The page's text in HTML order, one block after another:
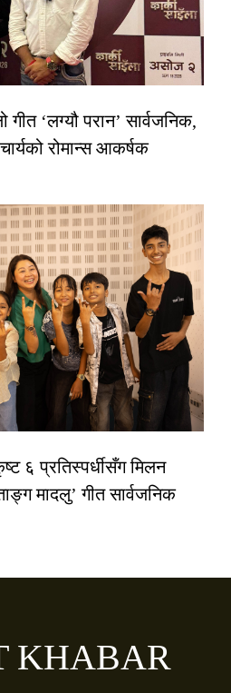
गीत ‘लग्यौ परान’ सार्वजनिक,
रोमान्स आकर्षक
६ प्रतिस्पर्धीसँग मिलन
मादलु’ गीत सार्वजनिक
KHABAR